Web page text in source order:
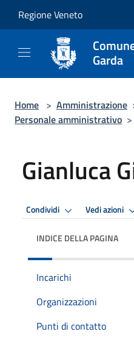
Regione Veneto
Garda
Home > Amministrazione
Personale amministrativo >
Gianluca
Condividi Vedi azioni
INDICE DELLA PAGINA
Incarichi
Organizzazioni
Punti di contatto